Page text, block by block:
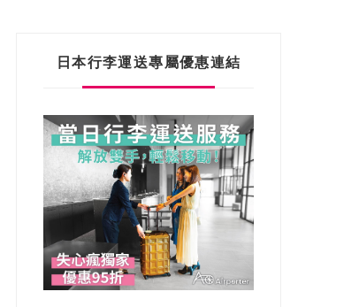
日本行李運送專屬優惠連結